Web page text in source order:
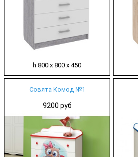
h 800 х 800 х 450
Совята Комод №1
9200 руб